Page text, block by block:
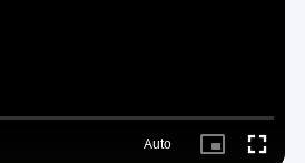
Auto
Picture- Fullscreen